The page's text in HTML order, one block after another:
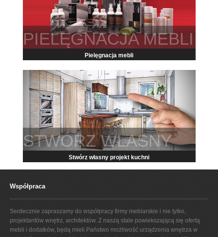
PIELĘGNACJA MEBLI
Pielęgnacja mebli
STWÓRZ WŁASNY
PROJEKT KUCHNI
Stwórz własny projekt kuchni
Współpraca
Serdecznie zapraszamy do współpracy firmy meblarskie i nie tylko,
projektantów wnętrz, architektów. Z naszą stale powiekszającą się ofertą
mebli i dodatków, będą mieli Państwo możliwość urządzenia wnętrza w